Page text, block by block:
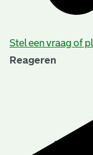
Stel een vraag of
Reageren